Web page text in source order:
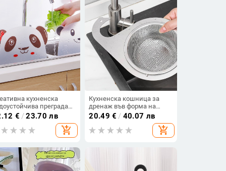
кухненска
преграда
мивка с двойна
преграда за
на съдове и
против пръски
€ /23.70 лв
add_shopping_cart
Кухненска кошница за
дренаж във форма на
лебед, неръждаема
стомана 201, висящ
монтаж, разделяне на
20.49 € / 40.07 лв
add_shopping_cart